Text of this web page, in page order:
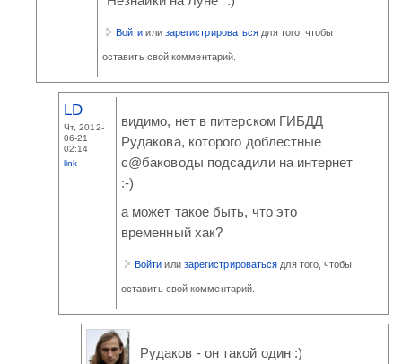
Войти или зарегистрироваться для того, чтобы
оставить свой комментарий.
LD
Чт, 2012-
06-21
02:14
link
видимо, нет в питерском ГИБДД
Рудакова, которого доблестные
с@баководы подсадили на интернет
:-)
а может такое быть, что это
временный хак?
Войти или зарегистрироваться для того, чтобы
оставить свой комментарий.
Рудаков - он такой один :)